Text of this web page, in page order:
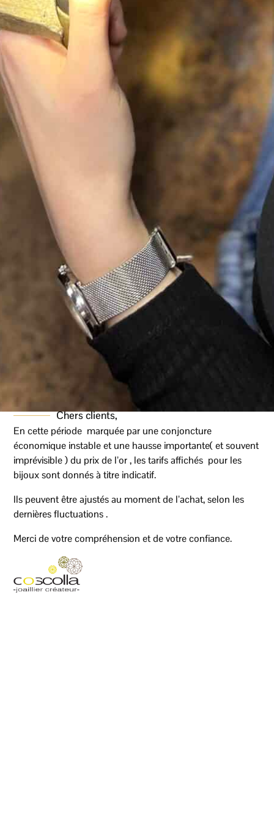
forment un carré au centre du bijou.
Ce contraste entre l’éclat de l’argent et la
profondeur du noir apporte une touche
contemporaine à cet accessoire masculin. Ainsi,
ces boutons de manchettes conviennent
parfaitement aux hommes recherchant un modèle
sobre avec une finition originale.
Un accessoire homme au design raffiné
Les lignes noires laquées créent un motif
graphique qui souligne la forme carrée des
boutons de manchettes. De plus, la finition en
argent 925 apporte une élégance intemporelle qui
s’accorde facilement avec différentes tenues.
boutons de manchettes carréscomplètent
idéalement une chemise pour une occasion
spéciale, une tenue professionnelle ou
simplement pour apporter une touche raffinée au
quotidien.
Des boutons de manchettes modernes
et élégants
manchettes associent modernité et sobriété. Par
ailleurs, leur style intemporel en fait un accessoire
facile à porter et une idée cadeau élégante pour
homme.
Découvrez également notre sélection de
bijoux et
accessoires pour homme
Chers clients,
En cette période marquée par une conjoncture
économique instable et une hausse importante( et souvent
imprévisible ) du prix de l’or , les tarifs affichés pour les
bijoux sont donnés à titre indicatif.
Ils peuvent être ajustés au moment de l’achat, selon les
dernières fluctuations .
Merci de votre compréhension et de votre confiance.